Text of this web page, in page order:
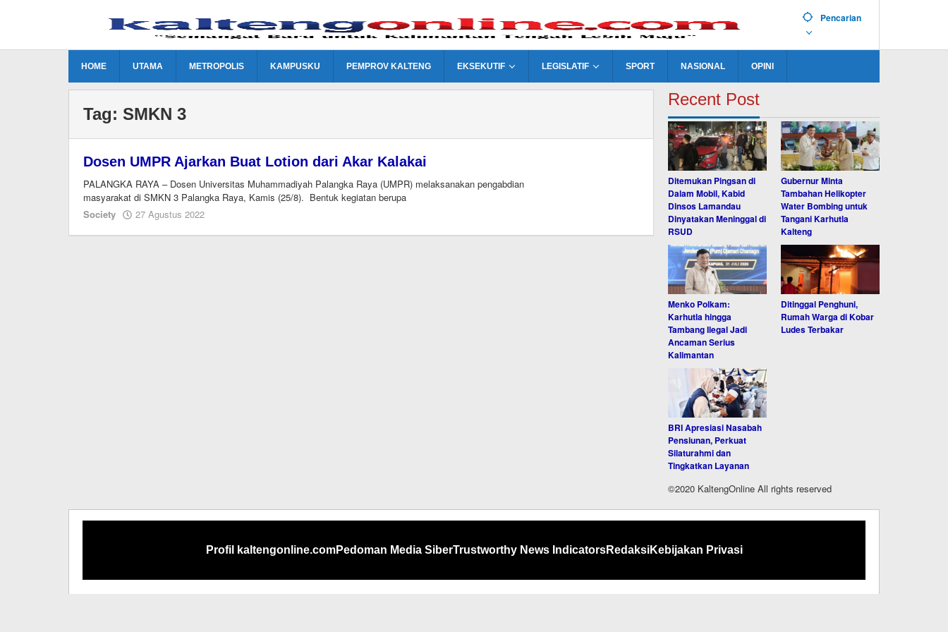
Pencarian
HOME UTAMA METROPOLIS KAMPUSKU PEMPROV KALTENG EKSEKUTIF LEGISLATIF SPORT NASIONAL OPINI
Tag: SMKN 3
Dosen UMPR Ajarkan Buat Lotion dari Akar Kalakai
PALANGKA RAYA – Dosen Universitas Muhammadiyah Palangka Raya (UMPR) melaksanakan pengabdian
masyarakat di SMKN 3 Palangka Raya, Kamis (25/8). Bentuk kegiatan berupa
Society
27 Agustus 2022
Recent Post
Ditemukan Pingsan di
Dalam Mobil, Kabid
Dinsos Lamandau
Dinyatakan Meninggal di
RSUD
Gubernur Minta
Tambahan Helikopter
Water Bombing untuk
Tangani Karhutla
Kalteng
Menko Polkam:
Karhutla hingga
Tambang Ilegal Jadi
Ancaman Serius
Kalimantan
Ditinggal Penghuni,
Rumah Warga di Kobar
Ludes Terbakar
BRI Apresiasi Nasabah
Pensiunan, Perkuat
Silaturahmi dan
Tingkatkan Layanan
©2020 KaltengOnline All rights reserved
Profil kaltengonline.comPedoman Media SiberTrustworthy News IndicatorsRedaksiKebijakan Privasi